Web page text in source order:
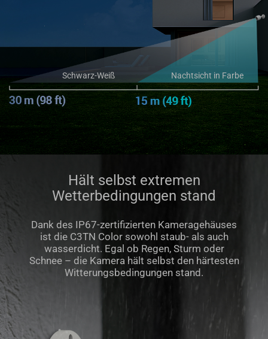
Schwarz-Weiß Nachtsicht in Farbe
Hält selbst extremen
Wetterbedingungen stand
Dank des IP67-zertifizierten Kameragehäuses
ist die C3TN Color sowohl staub- als auch
wasserdicht. Egal ob Regen, Sturm oder
Schnee – die Kamera hält selbst den härtesten
Witterungsbedingungen stand.